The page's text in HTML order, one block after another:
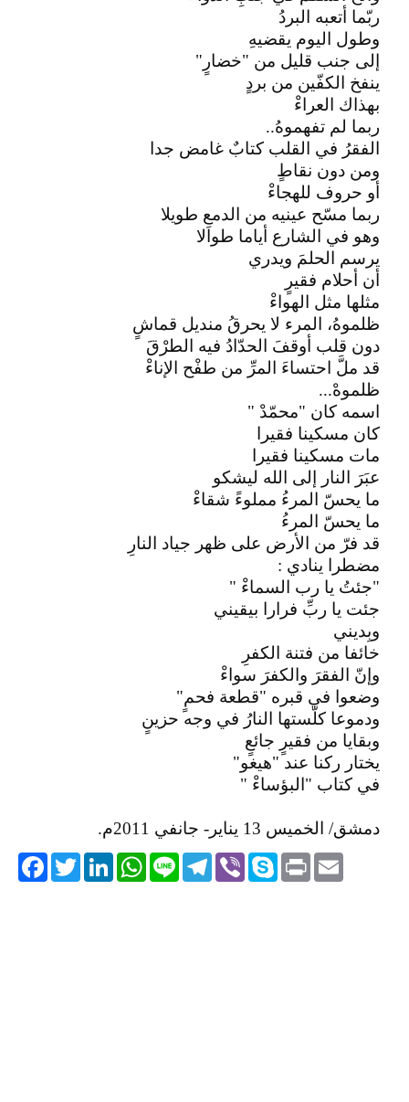
ربّما أتعبه البردُ
وطول اليوم يقضيهِ
إلى جنب قليل من "خضارٍ"
ينفخ الكفّين من بردٍ
بهذاك العراءْ
ربما لم تفهموهُ..
الفقرُ في القلب كتابٌ غامض جدا
ومن دون نقاطٍ
أو حروف للهجاءْ
ربما مسّح عينيه من الدمعِ طويلا
وهو في الشارع أياما طوالا
يرسم الحلمَ ويدري
أن أحلام فقيرٍ
مثلها مثل الهواءْ
ظلموهُ، المرء لا يحرقُ منديل قماشٍ
دون قلب أوقفَ الحدّادُ فيه الطرْقَ
قد ملَّ احتساءَ المرِّ من طفْح الإناءْ
ظلموهْ...
اسمه كان "محمّدْ "
كان مسكينا فقيرا
مات مسكينا فقيرا
عبَرَ النار إلى الله ليشكو
ما يحسّ المرءُ مملوءً شقاءْ
ما يحسّ المرءُ
قد فرّ من الأرض على ظهر جياد النارِ
مضطرا ينادي :
"جئتُ يا رب السماءْ "
جئت يا ربِّ فرارا بيقيني
وبِديني
خائفا من فتنة الكفرِ
وإنّ الفقرَ والكفرَ سواءْ
وضعوا في قبره "قطعة فحمٍ"
ودموعا كلّستها النارُ في وجه حزينٍ
وبقايا من فقيرٍ جائعٍ
يختار ركنا عند "هيغو"
في كتاب "البؤساءْ "
دمشق/ الخميس 13 يناير- جانفي 2011م.
TwitterLinkedIn
WhatsApp Line
Telegram ViberSkype PrintEmail